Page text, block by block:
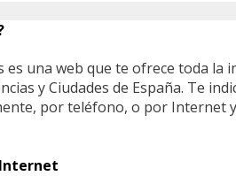
es una web que te ofrece toda la
y Ciudades de España. Te
por teléfono, o por Internet